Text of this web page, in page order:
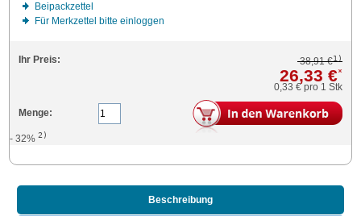
Beipackzettel
Für Merkzettel bitte einloggen
Ihr Preis: 38,91 €1)
26,33 €*
0,33 €pro 1 Stk
Menge:
- 32%2)
Beschreibung